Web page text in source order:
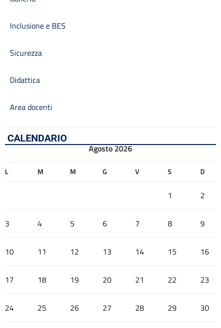
Inclusione e BES
Sicurezza
Didattica
Area docenti
CALENDARIO
Agosto 2026
L M M G V S D
1 2
3 4 5 6 7 8 9
10 11 12 13 14 15 16
17 18 19 20 21 22 23
24 25 26 27 28 29 30